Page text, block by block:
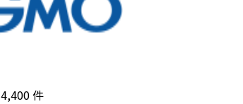
4,400件